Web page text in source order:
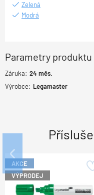
Zelená
Modrá
Parametry produktu
Záruka: 24 měs.
Výrobce: Legamaster
AKCE
VÝPRODEJ